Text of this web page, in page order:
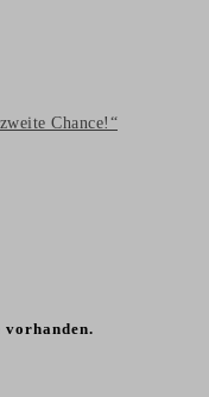
Chance!“
vorhanden.